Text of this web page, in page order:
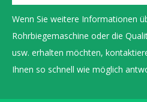
Wenn Sie weitere Informationen
Rohrbiegemaschine oder die
usw. erhalten möchten,
Ihnen so schnell wie möglich